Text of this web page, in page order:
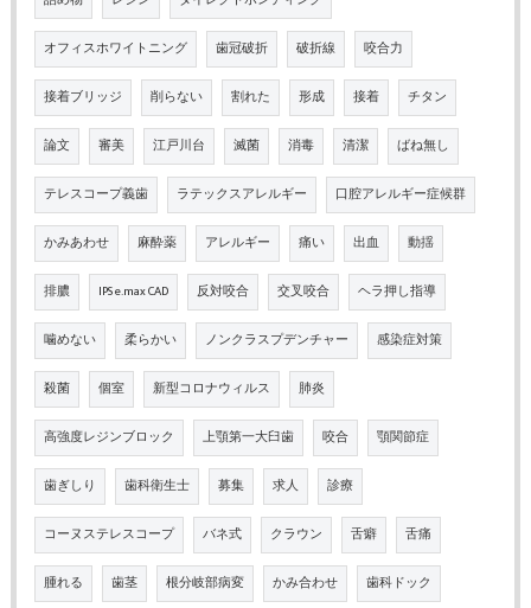
オフィスホワイトニング 歯冠破折 破折線 咬合力
接着ブリッジ 削らない 割れた 形成 接着 チタン
論文 審美 江戸川台 滅菌 消毒 清潔 ばね無し
テレスコープ義歯 ラテックスアレルギー 口腔アレルギー症候群
かみあわせ 麻酔薬 アレルギー 痛い 出血 動揺
排膿 IPS e.max CAD 反対咬合 交叉咬合 ヘラ押し指導
噛めない 柔らかい ノンクラスプデンチャー 感染症対策
殺菌 個室 新型コロナウィルス 肺炎
高強度レジンブロック 上顎第一大臼歯 咬合 顎関節症
歯ぎしり 歯科衛生士 募集 求人 診療
コーヌステレスコープ バネ式 クラウン 舌癖 舌痛
腫れる 歯茎 根分岐部病変 かみ合わせ 歯科ドック